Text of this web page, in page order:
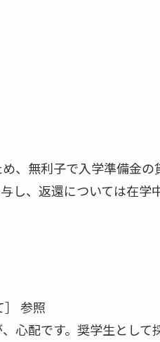
、無利子で入学準備金の
し、返還については在学
］ 参照
心配です。奨学生として